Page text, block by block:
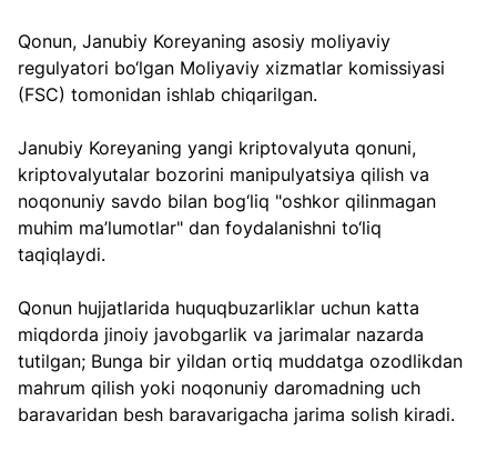
Qonun, Janubiy Koreyaning asosiy moliyaviy
regulyatori bo‘lgan Moliyaviy xizmatlar komissiyasi
(FSC) tomonidan ishlab chiqarilgan.
Janubiy Koreyaning yangi kriptovalyuta qonuni,
kriptovalyutalar bozorini manipulyatsiya qilish va
noqonuniy savdo bilan bog‘liq "oshkor qilinmagan
muhim ma’lumotlar" dan foydalanishni to‘liq
taqiqlaydi.
Qonun hujjatlarida huquqbuzarliklar uchun katta
miqdorda jinoiy javobgarlik va jarimalar nazarda
tutilgan; Bunga bir yildan ortiq muddatga ozodlikdan
mahrum qilish yoki noqonuniy daromadning uch
baravaridan besh baravarigacha jarima solish kiradi.